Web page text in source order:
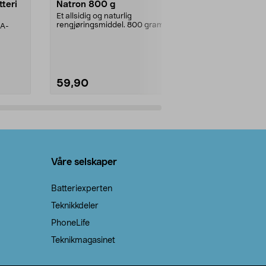
Natron 800 g
Et allsidig og naturlig
rengjøringsmiddel. 800 gram
59,90
Våre selskaper
Batteriexperten
Teknikkdeler
PhoneLife
Teknikmagasinet